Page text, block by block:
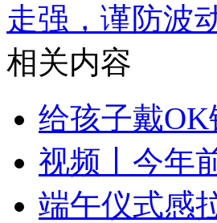
走强，谨防波
相关内容
给孩子戴
视频丨今年
端午仪式感